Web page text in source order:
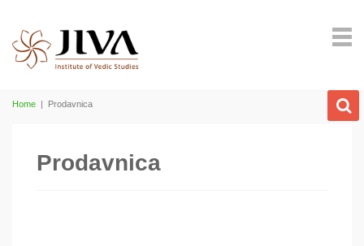
Home | Prodavnica
Prodavnica